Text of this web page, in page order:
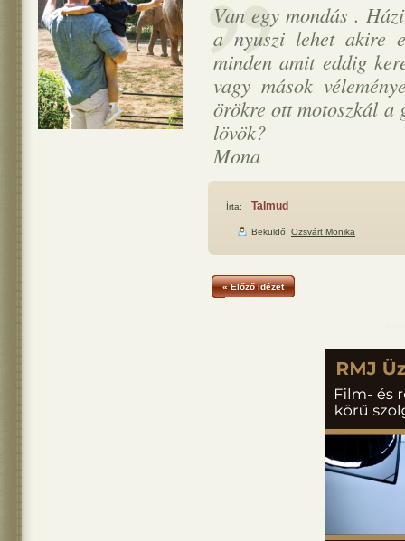
Van egy mondás .
a nyuszi lehet akire
minden amit eddig
vagy mások
örökre ott motoszkál a
lövök?
Mona
Írta: Talmud
Beküldő: Ozsvárt Monika
« Előző idézet